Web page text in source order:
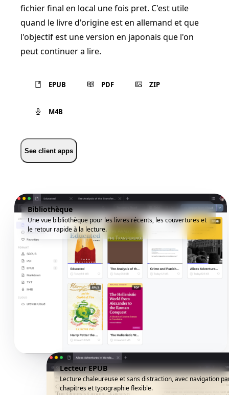
fichier final en local une fois pret. C'est utile
quand le livre d'origine est en allemand et que
l'objectif est une version en japonais que l'on
peut continuer a lire.
EPUB PDF ZIP
M4B
See client apps
Bibliothèque
Une vue bibliothèque pour les livres récents, les couvertures et
le retour rapide à la lecture.
Lecteur EPUB
Lecture chaleureuse et sans distraction, avec navigation
chapitres et typographie flexible.